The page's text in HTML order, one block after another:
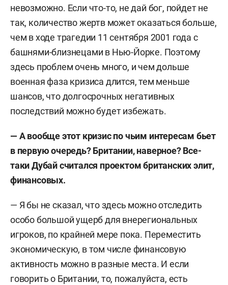
Российской академии наук по отделению
глобальных проблем и международных
отношений.
Занимает должности заведующего кафедрой
мировой экономики МГУ, профессора кафедры
мировых политических процессов МГИМО, а
также заместителя директора по научной
теории Института мировой экономики и
международных отношений (ИМЭМО) РАН.
В 2012 году получил премию им. Варги за
экономическая политика». Дважды становился
лауреатом премии «Лучшие экономисты
Российской академии наук» (фонд содействия
отечественной науке) за 2002–2003 и 2004–2005
годы.
невозможно. Если что-то, не дай бог, пойдет не
так, количество жертв может оказаться больше,
чем в ходе трагедии 11 сентября 2001 года с
башнями-близнецами в Нью-Йорке. Поэтому
здесь проблем очень много, и чем дольше
военная фаза кризиса длится, тем меньше
шансов, что долгосрочных негативных
последствий можно будет избежать.
— А вообще этот кризис по чьим интересам бьет
в первую очередь? Британии, наверное? Все-
таки Дубай считался проектом британских элит,
финансовых.
— Я бы не сказал, что здесь можно отследить
особо большой ущерб для внерегиональных
игроков, по крайней мере пока. Переместить
экономическую, в том числе финансовую
активность можно в разные места. И если
говорить о Британии, то, пожалуйста, есть